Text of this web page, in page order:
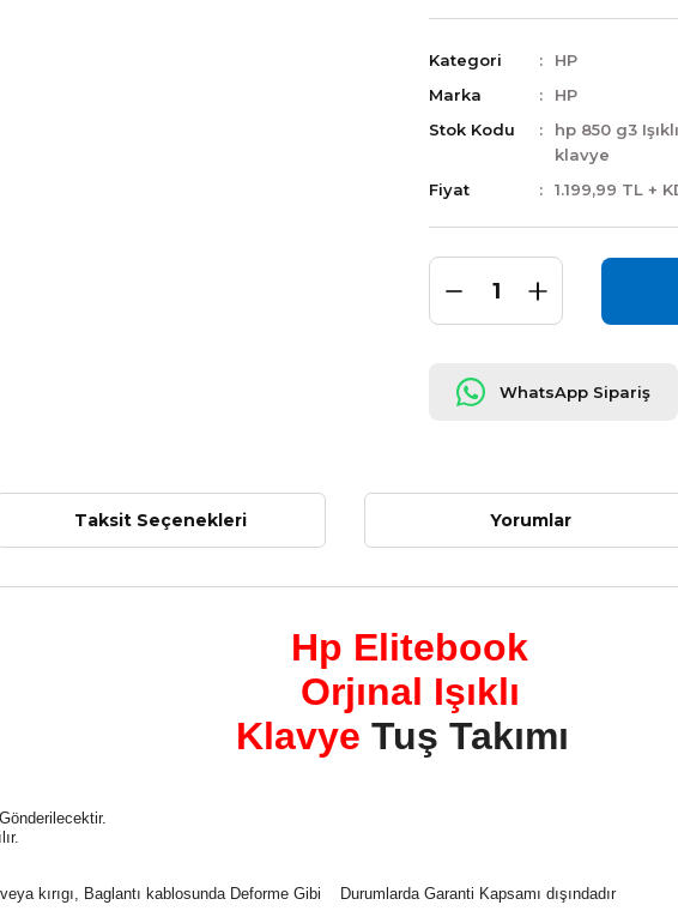
Kategori
HP
Marka
HP
Stok Kodu
hp 850 g3
klavye
Fiyat
1.199,99 TL +
WhatsApp Sipariş
Taksit Seçenekleri Yorumlar
Hp Elitebook
Orjınal Işıklı
Klavye Tuş Takımı
kırıgı, Baglantı kablosunda Deforme Gibi Durumlarda Garanti Kapsamı dışındadır